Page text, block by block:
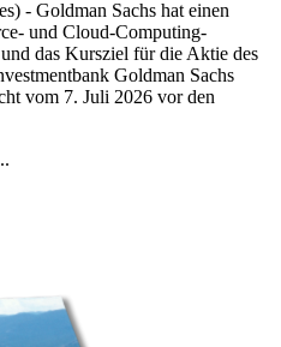
- Goldman Sachs hat einen
und Cloud-Computing-
das Kursziel für die Aktie des
Goldman Sachs
vom 7. Juli 2026 vor den